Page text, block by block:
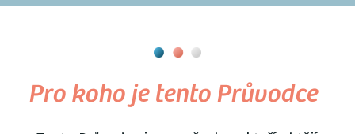
Pro koho je tento Průvodce